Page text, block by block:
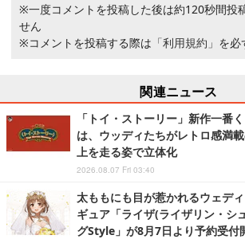
※一度コメントを投稿した後は約120秒間投
せん
※コメントを投稿する際は 「利用規約」 を必
関連ニュース
「トイ・ストーリー」新作一番
は、ウッディたちがレトロ感満
上を走る姿で立体化
2026.08.07 Fri 03:40
太ももにも目が惹かれるウェデ
ギュア「ライザ(ライザリン・シ
グStyle」が8月7日より予約受付